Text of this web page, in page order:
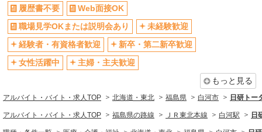
履歴書不要
Web面接OK
職場見学OKまたは説明会あり
未経験歓迎
経験者・有資格者歓迎
新卒・第二新卒歓迎
女性活躍中
主婦・主夫歓迎
もっと見る
アルバイト・バイト・求人TOP 北海道・東北 福島県 白河市 日研トー
アルバイト・バイト・求人TOP 福島県の路線 ＪＲ東北本線 白河駅 日